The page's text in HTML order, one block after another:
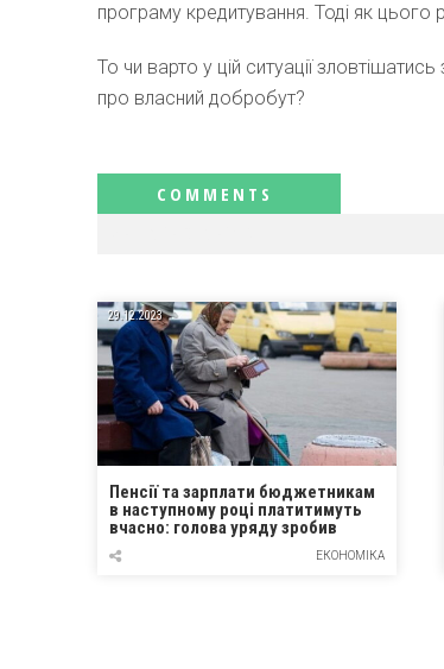
програму кредитування. Тоді як
То чи варто у цій ситуації
про власний добробут?
29.12.2023
Пенсії та зарплати бюджетникам
в наступному році платитимуть
вчасно: голова уряду зробив
заяву
ЕКОНОМІКА